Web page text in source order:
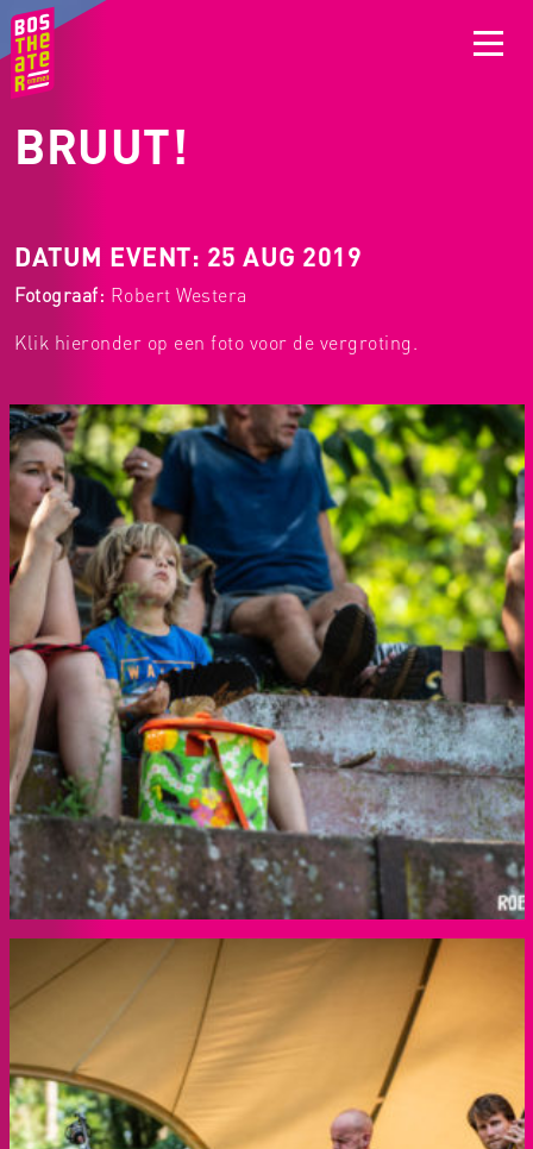
BRUUT!
DATUM EVENT: 25 AUG 2019
Fotograaf: Robert Westera
Klik hieronder op een foto voor de vergroting.